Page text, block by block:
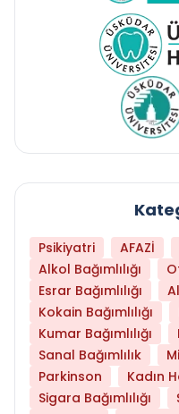
Psikiyatri AFAZİ
Alkol Bağımlılığı
Esrar Bağımlılığı
Kokain Bağımlılığı
Kumar Bağımlılığı
Sanal Bağımlılık
Parkinson
Kadın
Sigara Bağımlılığı